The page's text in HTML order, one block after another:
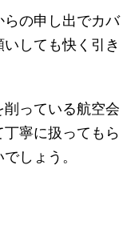
の申し出でカバ
しても快く引き
っている航空会
寧に扱ってもら
しょう。